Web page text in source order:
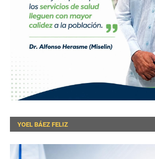
YOEL BÁEZ FELIZ